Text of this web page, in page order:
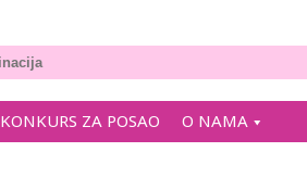
KONKURS ZA POSAO O NAMA